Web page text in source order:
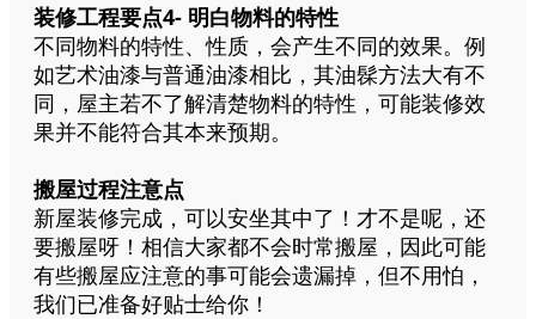
装修工程要点4- 明白物料的特性
不同物料的特性、性质，会产生不同的效果。例
如艺术油漆与普通油漆相比，其油髹方法大有不
同，屋主若不了解清楚物料的特性，可能装修效
果并不能符合其本来预期。
搬屋过程注意点
新屋装修完成，可以安坐其中了！才不是呢，还
要搬屋呀！相信大家都不会时常搬屋，因此可能
有些搬屋应注意的事可能会遗漏掉，但不用怕，
我们已准备好贴士给你！